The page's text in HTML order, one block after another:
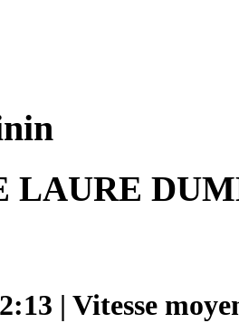
LAURE
| Vitesse